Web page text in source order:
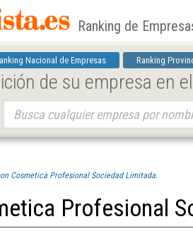
Ranking de
Nacional de Empresas Ranking
de su empresa en
Cosmetica Profesional Sociedad Limitada.
Profesional